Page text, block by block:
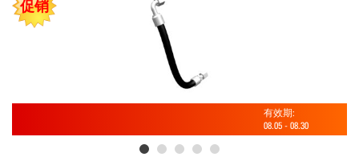
促销
有效期:
08.05 - 08.30